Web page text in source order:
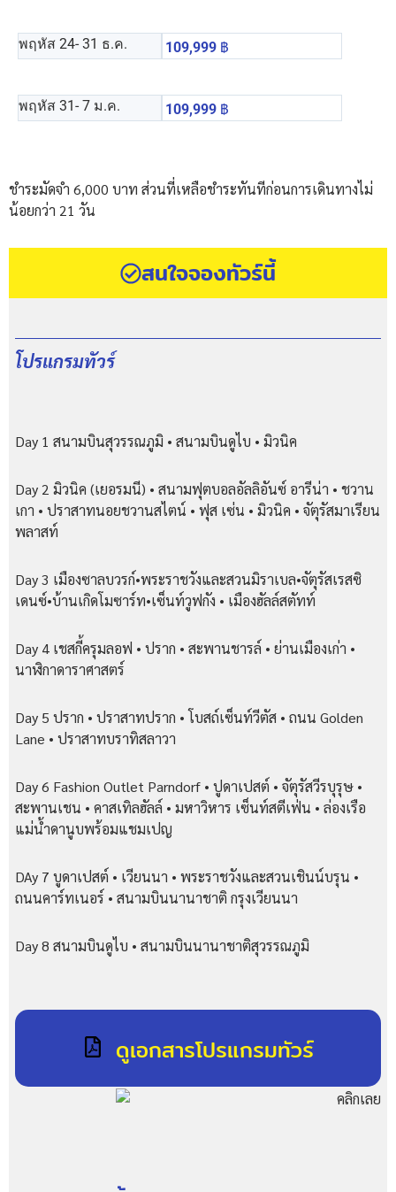
พฤหัส 24- 31 ธ.ค. 109,999 ฿
พฤหัส 31 - 7 ม.ค. 109,999 ฿
ชำระมัดจำ 6,000 บาท ส่วนที่เหลือชำระทันทีก่อนการเดินทางไม่
น้อยกว่า 21 วัน
สนใจจองทัวร์นี้
โปรแกรมทัวร์
Day 1 สนามบินสุวรรณภูมิ • สนามบินดูไบ • มิวนิค
Day 2 มิวนิค (เยอรมนี) • สนามฟุตบอลอัลลิอันซ์ อารีน่า • ชวาน
เกา • ปราสาทนอยชวานสไตน์ • ฟุส เซ่น • มิวนิค • จัตุรัสมาเรียน
พลาสท์
Day 3 เมืองซาลบวรก์•พระราชวังและสวนมิราเบล•จัตุรัสเรสซิ
เดนซ์•บ้านเกิดโมซาร์ท•เซ็นท์วูฟกัง • เมืองฮัลล์สตัทท์
Day 4 เชสกี้ครุมลอฟ • ปราก • สะพานชารล์ • ย่านเมืองเก่า •
นาฬิกาดาราศาสตร์
Day 5 ปราก • ปราสาทปราก • โบสถ์เซ็นท์วีตัส • ถนน Golden
Lane • ปราสาทบราทิสลาวา
Day 6 Fashion Outlet Parndorf • ปูดาเปสต์ • จัตุรัสวีรบุรุษ •
สะพานเชน • คาสเทิลฮัลล์ • มหาวิหาร เซ็นท์สตีเฟ่น • ล่องเรือ
แม่น้ำดานูบพร้อมแชมเปญ
DAy 7 บูดาเปสต์ • เวียนนา • พระราชวังและสวนเชินน์บรุน •
ถนนคาร์ทเนอร์ • สนามบินนานาชาติ กรุงเวียนนา
Day 8 สนามบินดูไบ • สนามบินนานาชาติสุวรรณภูมิ
ดูเอกสารโปรแกรมทัวร์